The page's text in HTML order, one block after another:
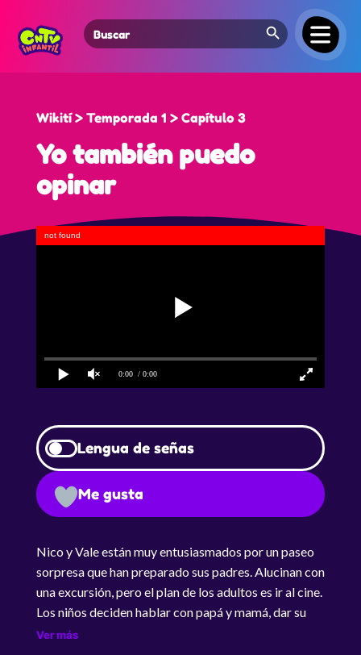
Search
for:
Search Button
Wikití > Temporada 1 > Capítulo 3
Yo también puedo
opinar
0:00 / 0:00
not found
Lengua de señas
Me gusta
Nico y Vale están muy entusiasmados por un paseo
sorpresa que han preparado sus padres. Alucinan con
una excursión, pero el plan de los adultos es ir al cine.
Los niños deciden hablar con papá y mamá, dar su
opinión y juntos decidir dónde ir. Nico y Vale están
Ver más